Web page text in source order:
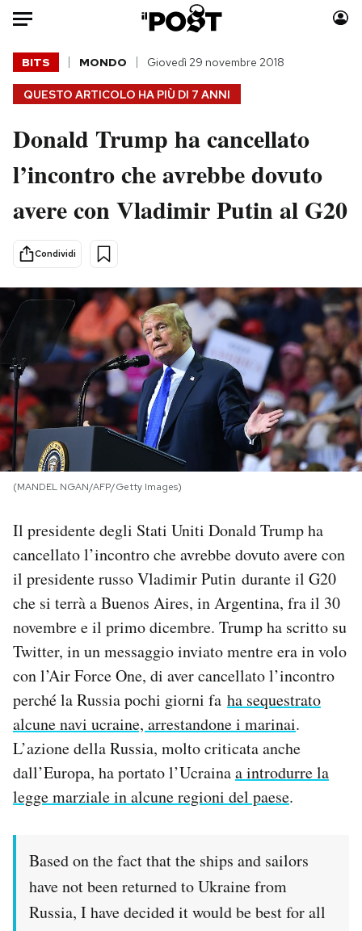
Auto
HOME
Italia
Politica
Tecnologia
Scienza
Economia
Sport
Moda
Consumismi
Storie/Idee
Altrecose
Mondiali calcio 2026
PODCAST
NEWSLETTER
SHOP
CALENDARIO
AREA PERSONALE
Area Personale
Notifiche mobile
Regala il Post
Hai bisogno di aiuto?
Esci
QUESTO ARTICOLO HA PIÙ DI 7 ANNI
BITS MONDO Giovedì 29 novembre 2018
Donald Trump ha cancellato
l’incontro che avrebbe dovuto
avere con Vladimir Putin al G20
Condividi
(MANDEL NGAN/AFP/Getty Images)
Il presidente degli Stati Uniti Donald Trump ha
cancellato l’incontro che avrebbe dovuto avere con
il presidente russo Vladimir Putin durante il G20
che si terrà a Buenos Aires, in Argentina, fra il 30
novembre e il primo dicembre. Trump ha scritto su
Twitter, in un messaggio inviato mentre era in volo
con l’Air Force One, di aver cancellato l’incontro
perché la Russia pochi giorni fa ha sequestrato
alcune navi ucraine, arrestandone i marinai.
L’azione della Russia, molto criticata anche
dall’Europa, ha portato l’Ucrainaa introdurre la
legge marziale in alcune regioni del paese.
Based on the fact that the ships and sailors
have not been returned to Ukraine from
Russia, I have decided it would be best for all